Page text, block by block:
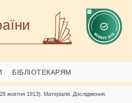
БІБЛІОТЕКАРЯМ
жовтня 1913). Матеріали. Дослідження.